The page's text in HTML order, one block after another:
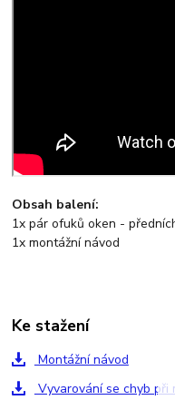
Obsah balení:
1x pár ofuků oken -
1x montážní návod
Ke stažení
Montážní návod
Vyvarování se chyb při